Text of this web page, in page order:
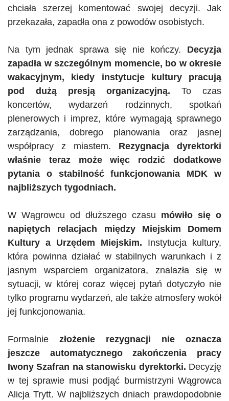
chciała szerzej komentować swojej decyzji. Jak
przekazała, zapadła ona z powodów osobistych.
Na tym jednak sprawa się nie kończy. Decyzja
zapadła w szczególnym momencie, bo w okresie
wakacyjnym, kiedy instytucje kultury pracują
pod dużą presją organizacyjną. To czas
koncertów, wydarzeń rodzinnych, spotkań
plenerowych i imprez, które wymagają sprawnego
zarządzania, dobrego planowania oraz jasnej
współpracy z miastem. Rezygnacja dyrektorki
właśnie teraz może więc rodzić dodatkowe
pytania o stabilność funkcjonowania MDK w
najbliższych tygodniach.
W Wągrowcu od dłuższego czasu mówiło się o
napiętych relacjach między Miejskim Domem
Kultury a Urzędem Miejskim. Instytucja kultury,
która powinna działać w stabilnych warunkach i z
jasnym wsparciem organizatora, znalazła się w
sytuacji, w której coraz więcej pytań dotyczyło nie
tylko programu wydarzeń, ale także atmosfery wokół
jej funkcjonowania.
Formalnie złożenie rezygnacji nie oznacza
jeszcze automatycznego zakończenia pracy
Iwony Szafran na stanowisku dyrektorki. Decyzję
w tej sprawie musi podjąć burmistrzyni Wągrowca
Alicja Trytt. W najbliższych dniach prawdopodobnie